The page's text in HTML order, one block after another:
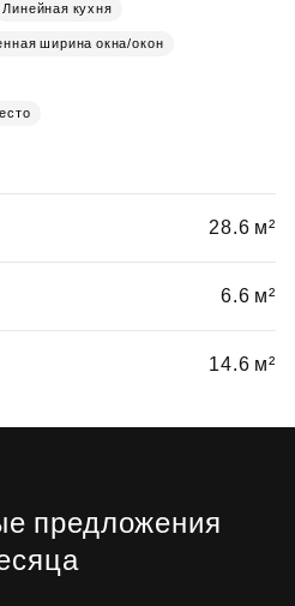
Линейная кухня
ширина окна/окон
28.6 м²
6.6 м²
14.6 м²
предложения